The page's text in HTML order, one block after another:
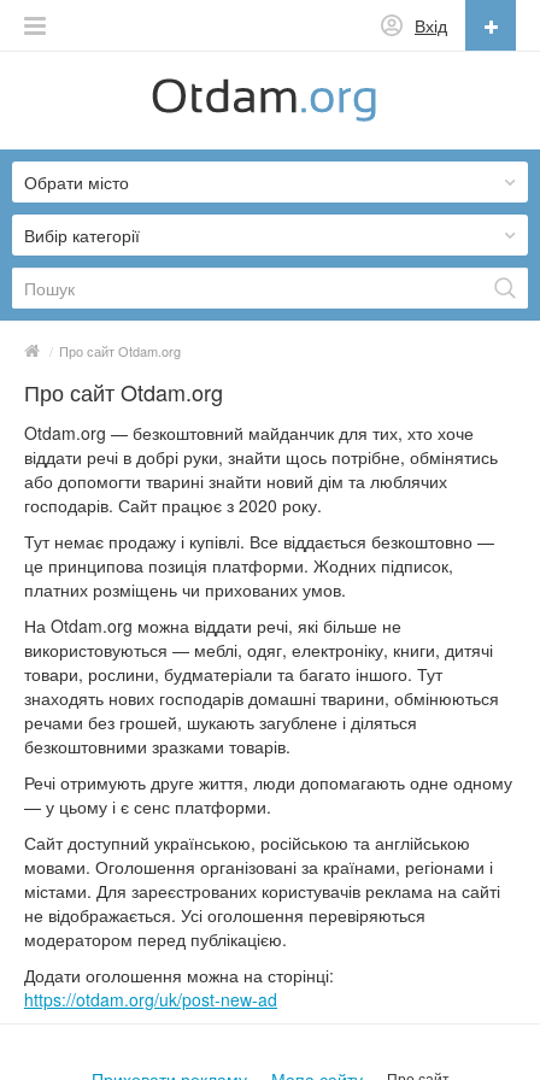
Вхід
English
Русский
Українська
Вибір категорії
Обрати місто
/ Про сайт Otdam.org
Про сайт Otdam.org
Otdam.org — безкоштовний майданчик для тих, хто хоче
віддати речі в добрі руки, знайти щось потрібне, обмінятись
або допомогти тварині знайти новий дім та люблячих
господарів. Сайт працює з 2020 року.
Тут немає продажу і купівлі. Все віддається безкоштовно —
це принципова позиція платформи. Жодних підписок,
платних розміщень чи прихованих умов.
На Otdam.org можна віддати речі, які більше не
використовуються — меблі, одяг, електроніку, книги, дитячі
товари, рослини, будматеріали та багато іншого. Тут
знаходять нових господарів домашні тварини, обмінюються
речами без грошей, шукають загублене і діляться
безкоштовними зразками товарів.
Речі отримують друге життя, люди допомагають одне одному
— у цьому і є сенс платформи.
Сайт доступний українською, російською та англійською
мовами. Оголошення організовані за країнами, регіонами і
містами. Для зареєстрованих користувачів реклама на сайті
не відображається. Усі оголошення перевіряються
модератором перед публікацією.
Додати оголошення можна на сторінці:
https://otdam.org/uk/post-new-ad